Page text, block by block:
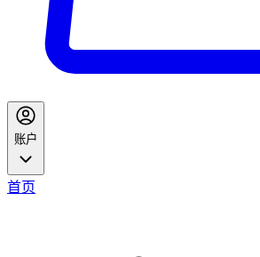
账户
首页